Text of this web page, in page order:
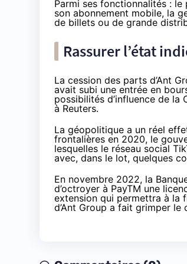
Parmi ses fonctionnalités : le
son abonnement mobile, la
de billets ou de grande
Rassurer l’état
La cession des parts d’Ant
avait subi une entrée en
possibilités d’influence de la
à Reuters.
La géopolitique a un réel
frontalières en 2020, le
lesquelles le réseau social
avec, dans le lot, quelques
En novembre 2022, la
d’octroyer à PayTM une
extension qui permettra à la
d’Ant Group a fait grimper le